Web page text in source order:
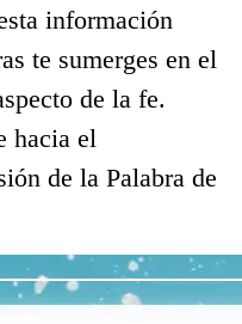
información
te sumerges en el
de la fe.
hacia el
de la Palabra de